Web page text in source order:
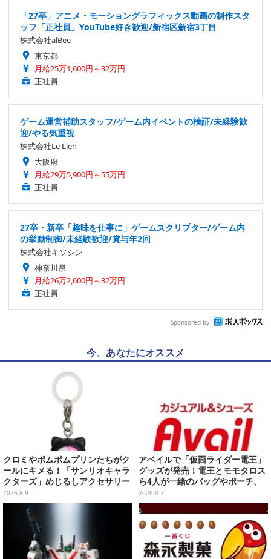
「27卒」アニメ・モーショングラフィックス動画の制作スタ
ッフ「正社員」YouTube好き歓迎/新宿区新宿3丁目
株式会社alBee
東京都
月給25万1,600円～32万円
正社員
ゲーム運営補助スタッフ/ゲーム内イベントの検証/未経験歓
迎/やる気重視
株式会社Le Lien
大阪府
月給29万5,900円～55万円
正社員
27卒・新卒「趣味を仕事に」ゲームスクリプター/ゲーム内
の挙動制御/未経験歓迎/賞与年2回
株式会社キソシン
神奈川県
月給26万2,600円～32万円
正社員
Sponsored by
今、あなたにオススメ
クロミやポムポムプリンたちがク
ールにキメる！「サンリオキャラ
クターズ」めじるしアクセサリー
がガシャポン展開
2026.8.9
アベイルで「仮面ライダー電王」
グッズが発売！電王とモモタロス
ら4人が一緒のバッグやポーチ、
収納ボックスも
2026.8.7